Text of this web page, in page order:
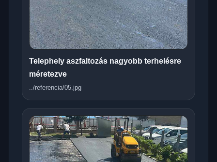
Telephely aszfaltozás nagyobb terhelésre
méretezve
../referencia/05.jpg